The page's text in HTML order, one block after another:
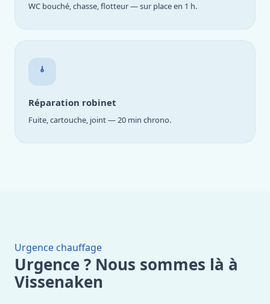
WC bouché, chasse, flotteur — sur place en 1 h.
Réparation robinet
Fuite, cartouche, joint — 20 min chrono.
Urgence chauffage
Urgence ? Nous sommes là à
Vissenaken